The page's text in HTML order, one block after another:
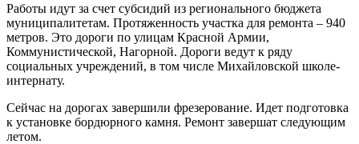
Работы идут за счет субсидий из регионального бюджета
муниципалитетам. Протяженность участка для ремонта – 940
метров. Это дороги по улицам Красной Армии,
Коммунистической, Нагорной. Дороги ведут к ряду
социальных учреждений, в том числе Михайловской школе-
интернату.
Сейчас на дорогах завершили фрезерование. Идет подготовка
к установке бордюрного камня. Ремонт завершат следующим
летом.